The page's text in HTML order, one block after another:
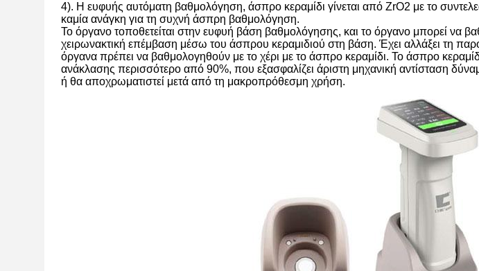
4). Η ευφυής αυτόματη βαθμολόγηση, άσπρο κεραμίδι γίνεται από ZrO2 με το
καμία ανάγκη για τη συχνή άσπρη βαθμολόγηση.
Το όργανο τοποθετείται στην ευφυή βάση βαθμολόγησης, και το όργανο μπορεί να
χειρωνακτική επέμβαση μέσω του άσπρου κεραμιδιού στη βάση. Έχει αλλάξει τη
όργανα πρέπει να βαθμολογηθούν με το χέρι με το άσπρο κεραμίδι. Το άσπρο
ανάκλασης περισσότερο από 90%, που εξασφαλίζει άριστη μηχανική αντίσταση
ή θα αποχρωματιστεί μετά από τη μακροπρόθεσμη χρήση.